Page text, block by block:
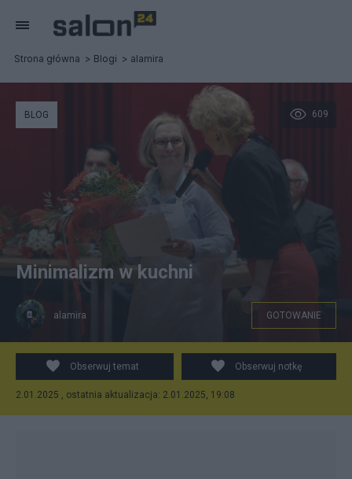
Strona główna Blogi alamira
609
BLOG
Minimalizm w kuchni
alamira GOTOWANIE
Obserwuj temat Obserwuj notkę
2.01.2025 , ostatnia aktualizacja: 2.01.2025, 19:08